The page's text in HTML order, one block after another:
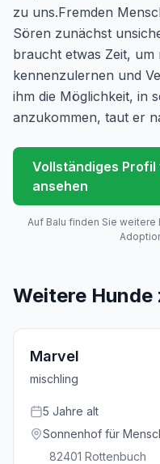
zu uns.Fremden
Sören zunächst
braucht etwas Zeit, um
kennenzulernen und
ihm die Möglichkeit, in
anzukommen, taut er
Vollständiges Profil
ansehen
Auf Balu finden Sie
Weitere
Marvel
mischling
5 Jahre alt
Sonnenhof für
Deutschen
82401 Rottenbuch